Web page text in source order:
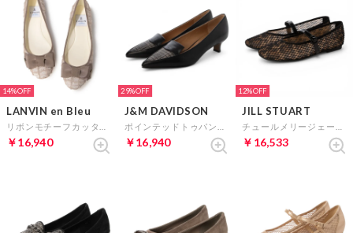
14%
LANVIN en Bleu
￥16,940
29%
J&M DAVIDSON
￥16,940
12%
JILL STUART
￥16,533